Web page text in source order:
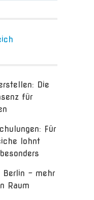
Die
für
Für
lohnt
Berlin – mehr
Raum